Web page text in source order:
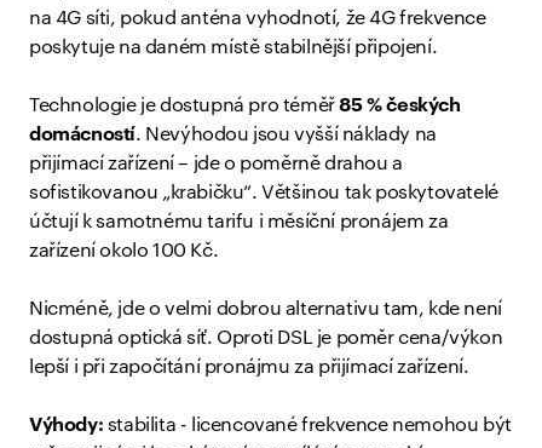
na 4G síti, pokud anténa vyhodnotí, že 4G frekvence
poskytuje na daném místě stabilnější připojení.
Technologie je dostupná pro téměř85 % českých
domácností. Nevýhodou jsou vyšší náklady na
přijímací zařízení – jde o poměrně drahou a
sofistikovanou „krabičku“. Většinou tak poskytovatelé
účtují k samotnému tarifu i měsíční pronájem za
zařízení okolo 100 Kč.
Nicméně, jde o velmi dobrou alternativu tam, kde není
dostupná optická síť. Oproti DSL je poměr cena/výkon
lepší i při započítání pronájmu za přijímací zařízení.
Výhody: stabilita - licencované frekvence nemohou být